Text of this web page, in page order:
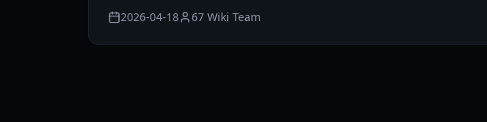
2026-04-18 67 Wiki Team